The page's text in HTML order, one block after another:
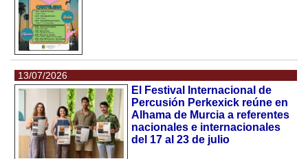
13/07/2026
El Festival Internacional de
Percusión Perkexick reúne en
Alhama de Murcia a referentes
nacionales e internacionales
del 17 al 23 de julio